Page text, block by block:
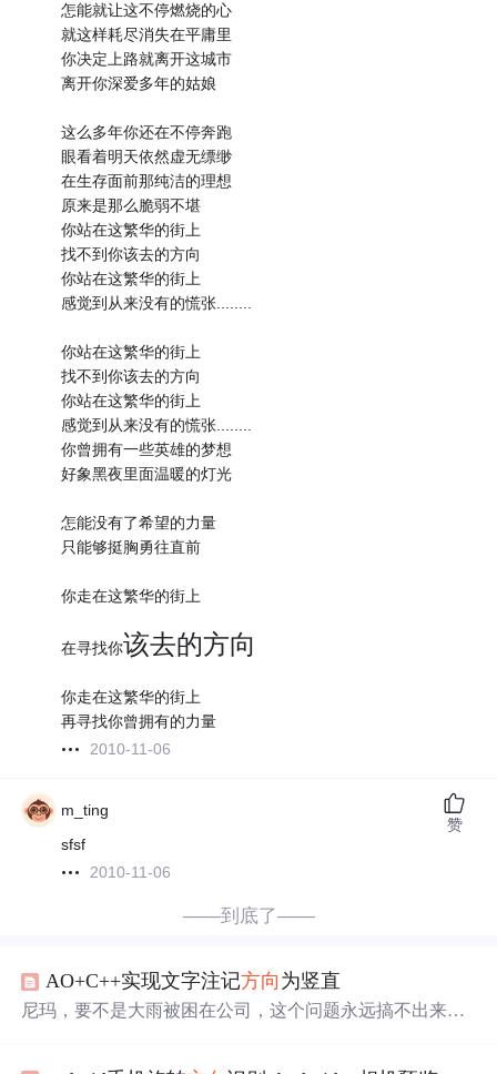
怎能就让这不停燃烧的心
就这样耗尽消失在平庸里
你决定上路就离开这城市
离开你深爱多年的姑娘
这么多年你还在不停奔跑
眼看着明天依然虚无缥缈
在生存面前那纯洁的理想
原来是那么脆弱不堪
你站在这繁华的街上
找不到你该去的方向
你站在这繁华的街上
感觉到从来没有的慌张........
你站在这繁华的街上
找不到你该去的方向
你站在这繁华的街上
感觉到从来没有的慌张........
你曾拥有一些英雄的梦想
好象黑夜里面温暖的灯光
怎能没有了希望的力量
只能够挺胸勇往直前
你走在这繁华的街上
在寻找你该去的方向
你走在这繁华的街上
再寻找你曾拥有的力量
2010-11-06
m_ting
sfsf
2010-11-06
赞
——到底了——
AO+C++实现文字注记方向 为竖直
尼玛，要不是大雨被困在公司，这个问题永远搞不出来